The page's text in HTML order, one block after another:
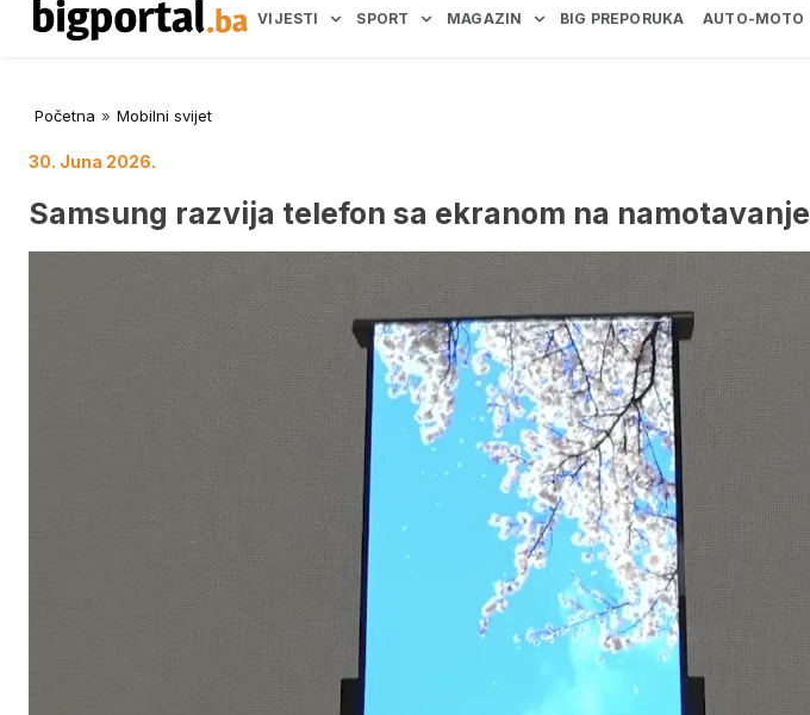
VIJESTI SPORT MAGAZIN BIG PREPORUKA AUTO-MOTO
Početna » Mobilni svijet
30. Juna 2026.
Samsung razvija telefon sa ekranom na namotavanje